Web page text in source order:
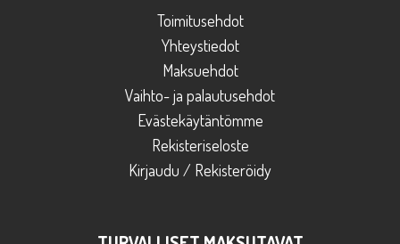
Toimitusehdot
Yhteystiedot
Maksuehdot
Vaihto- ja palautusehdot
Evästekäytäntömme
Rekisteriseloste
Kirjaudu / Rekisteröidy